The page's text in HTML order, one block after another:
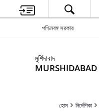
পশ্চিমবঙ্গ সরকার
মুর্শিদাবাদ
MURSHIDABAD
হোম নির্দেশিকা